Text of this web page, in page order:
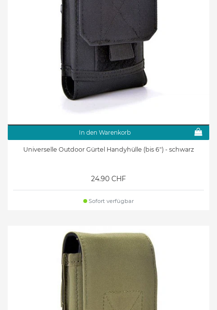
In den Warenkorb
Universelle Outdoor Gürtel Handyhülle (bis 6") - schwarz
24.90 CHF
Sofort verfügbar